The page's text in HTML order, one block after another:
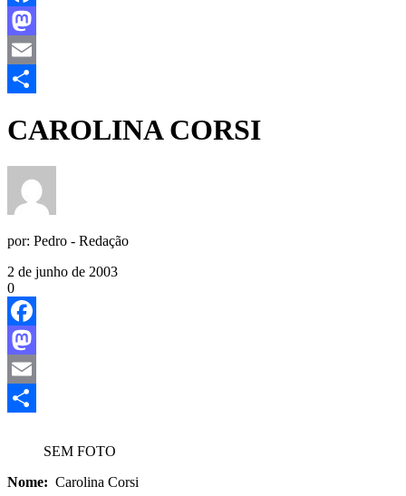
Facebook
Mastodon
Email
CAROLINA CORSI
por: Pedro - Redação
2 de junho de 2003
0
Facebook
Mastodon
Email
SEM FOTO
Nome: Carolina Corsi